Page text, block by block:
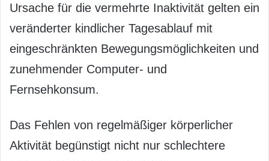
Ursache für die vermehrte Inaktivität gelten ein
veränderter kindlicher Tagesablauf mit
eingeschränkten Bewegungsmöglichkeiten und
zunehmender Computer- und
Fernsehkonsum.
Das Fehlen von regelmäßiger körperlicher
Aktivität begünstigt nicht nur schlechtere